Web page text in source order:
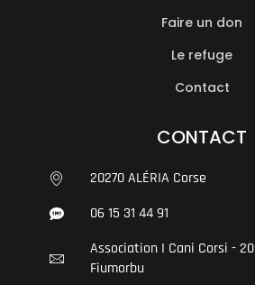
Faire un don
Le refuge
Contact
CONTACT
20270 ALÉRIA Corse
06 15 31 44 91
Association I Cani Corsi -
Fiumorbu